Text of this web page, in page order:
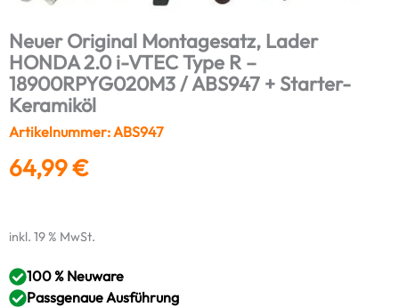
Neuer Original Montagesatz, Lader
HONDA 2.0 i-VTEC Type R –
18900RPYG020M3 / ABS947 + Starter-
Keramiköl
Artikelnummer: ABS947
64,99€
inkl. 19 % MwSt.
100 % Neuware
Passgenaue Ausführung